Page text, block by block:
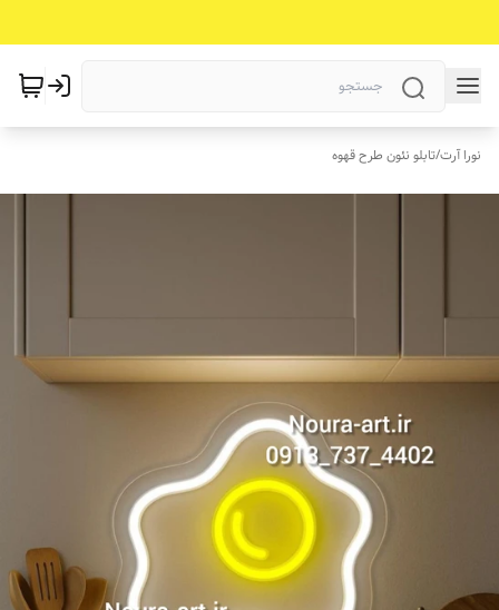
نورا آرت/تابلو نئون طرح قهوه